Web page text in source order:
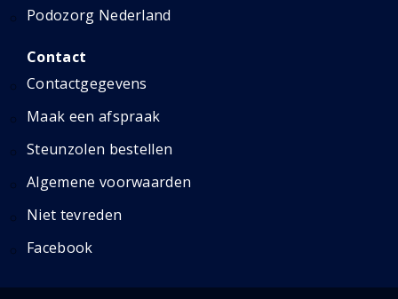
Podozorg Nederland
Contact
Contactgegevens
Maak een afspraak
Steunzolen bestellen
Algemene voorwaarden
Niet tevreden
Facebook